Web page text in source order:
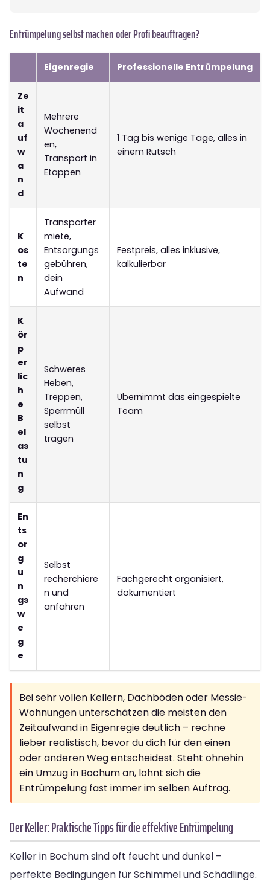
Entrümpelung selbst machen oder Profi beauftragen?
Eigenregie Professionelle Entrümpelung
Ze
it
a
uf
w
a
n
d
Mehrere
Wochenend
en,
Transport in
Etappen
1 Tag bis wenige Tage, alles in
einem Rutsch
K
os
te
n
Transporter
miete,
Entsorgungs
gebühren,
dein
Aufwand
Festpreis, alles inklusive,
kalkulierbar
K
ör
p
er
lic
h
e
B
el
as
tu
n
g
Schweres
Heben,
Treppen,
Sperrmüll
selbst
tragen
Übernimmt das eingespielte
Team
En
ts
or
g
u
n
gs
w
e
g
e
Selbst
recherchiere
n und
anfahren
Fachgerecht organisiert,
dokumentiert
Bei sehr vollen Kellern, Dachböden oder Messie-
Wohnungen unterschätzen die meisten den
Zeitaufwand in Eigenregie deutlich – rechne
lieber realistisch, bevor du dich für den einen
oder anderen Weg entscheidest. Steht ohnehin
ein Umzug in Bochum an, lohnt sich die
Entrümpelung fast immer im selben Auftrag.
Der Keller: Praktische Tipps für die effektive Entrümpelung
Keller in Bochum sind oft feucht und dunkel –
perfekte Bedingungen für Schimmel und Schädlinge.